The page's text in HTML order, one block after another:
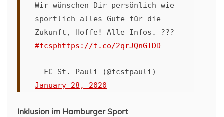
Wir wünschen Dir persönlich wie
sportlich alles Gute für die
Zukunft, Hoffe! Alle Infos. ???
#fcsphttps://t.co/2qrJQnGTDD
— FC St. Pauli (@fcstpauli)
January 28, 2020
Inklusion im Hamburger Sport